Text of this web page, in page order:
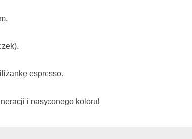
espresso.
i nasyconego koloru!